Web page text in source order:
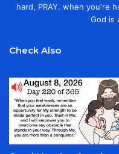
hard, PRAY. when you're
God is
Check Also